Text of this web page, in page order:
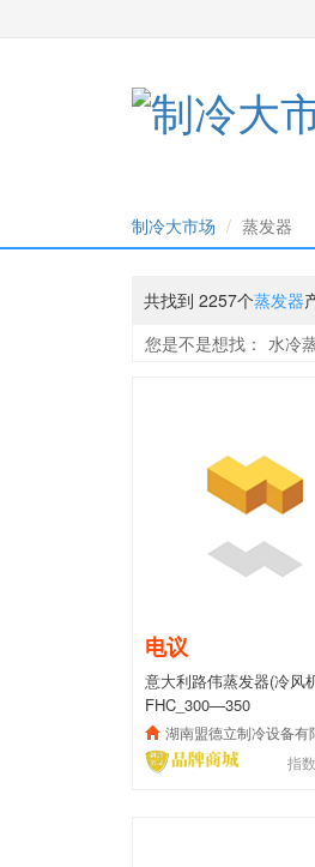
制冷大市场 蒸发器
共找到 2257个蒸发器
您是不是想找： 水冷
电议
意大利路伟蒸发器(冷风
FHC_300—350
湖南盟德立制冷设备有
指